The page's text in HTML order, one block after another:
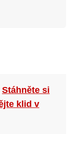
Stáhněte si
klid v